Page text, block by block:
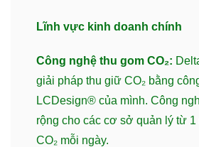
Lĩnh vực kinh doanh chính
Công nghệ thu gom CO₂:
giải pháp thu giữ CO₂ bằng
LCDesign® của mình. Công
rộng cho các cơ sở quản lý từ 1
CO₂ mỗi ngày.